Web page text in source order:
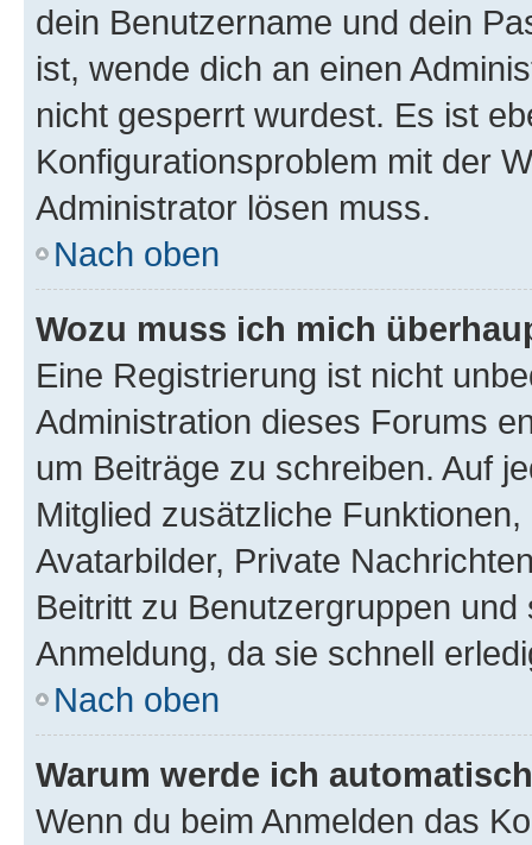
dein Benutzername und dein
ist, wende dich an einen
nicht gesperrt wurdest. Es ist
Konfigurationsproblem mit der
Administrator lösen muss.
Nach oben
Wozu muss ich mich
Eine Registrierung ist nicht
Administration dieses Forums
um Beiträge zu schreiben. Auf
Mitglied zusätzliche
Avatarbilder, Private
Beitritt zu Benutzergruppen
Anmeldung, da sie schnell
Nach oben
Warum werde ich
Wenn du beim Anmelden das